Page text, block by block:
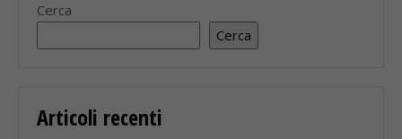
Cerca
Cerca
Articoli recenti